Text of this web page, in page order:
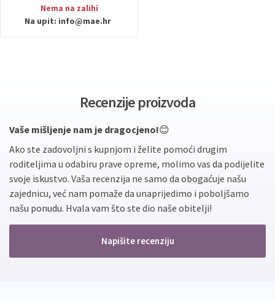
Boja: SivaNema na zalihi
Na upit: info@mae.hr
Recenzije proizvoda
Vaše mišljenje nam je dragocjeno!😊
Ako ste zadovoljni s kupnjom i želite pomoći drugim
roditeljima u odabiru prave opreme, molimo vas da podijelite
svoje iskustvo. Vaša recenzija ne samo da obogaćuje našu
zajednicu, već nam pomaže da unaprijedimo i poboljšamo
našu ponudu. Hvala vam što ste dio naše obitelji!
Napišite recenziju